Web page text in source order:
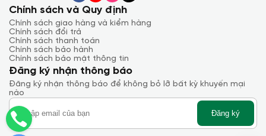
Chính sách và Quy định
Chính sách giao hàng và kiểm hàng
Chính sách đổi trả
Chính sách thanh toán
Chính sách bảo hành
Chính sách bảo mật thông tin
Đăng ký nhận thông báo
Đăng ký nhận thông báo để không bỏ lỡ bất kỳ khuyến mại
nào
Đăng ký